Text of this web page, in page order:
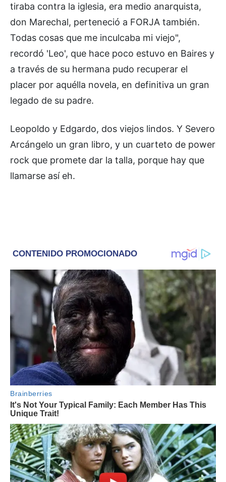
tiraba contra la iglesia, era medio anarquista,
don Marechal, perteneció a FORJA también.
Todas cosas que me inculcaba mi viejo",
recordó 'Leo', que hace poco estuvo en Baires y
a través de su hermana pudo recuperar el
placer por aquélla novela, en definitiva un gran
legado de su padre.
Leopoldo y Edgardo, dos viejos lindos. Y Severo
Arcángelo un gran libro, y un cuarteto de power
rock que promete dar la talla, porque hay que
llamarse así eh.